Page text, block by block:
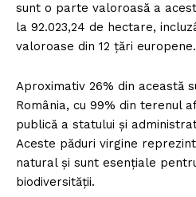
sunt o parte valoroasă a
la 92.023,24 de hectare,
valoroase din 12 țări europene.
Aproximativ 26% din această
România, cu 99% din terenul
publică a statului și
Aceste păduri virgine
natural și sunt esențiale
biodiversității.